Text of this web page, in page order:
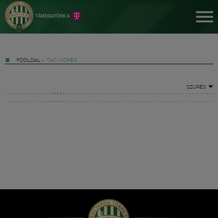
FŐOLDAL » TAG: KOPER
SZŰRÉS
Hírek